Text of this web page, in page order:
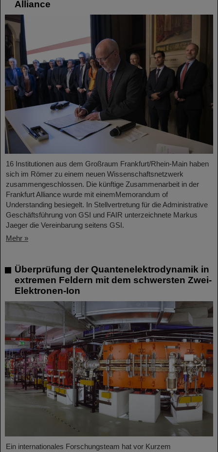
Alliance
16 Institutionen aus dem Großraum Frankfurt/Rhein-Main haben
sich im Römer zu einem neuen Wissenschaftsnetzwerk
zusammengeschlossen. Die künftige Zusammenarbeit in der
Frankfurt Alliance wurde mit einemMemorandum of
Understanding besiegelt. In Stellvertretung für die Administrative
Geschäftsführung von GSI und FAIR unterzeichnete Markus
Jaeger die Vereinbarung seitens GSI.
Mehr »
Überprüfung der Quantenelektrodynamik in
extremen Feldern mit dem schwersten Zwei-
Elektronen-Ion
Ein internationales Forschungsteam hat vor Kurzem